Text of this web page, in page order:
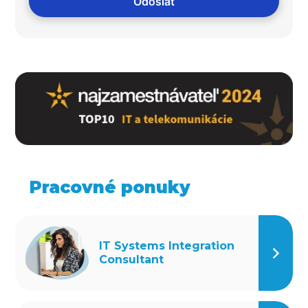
Pracovné ponuky
IT Systems Integration
Consultant